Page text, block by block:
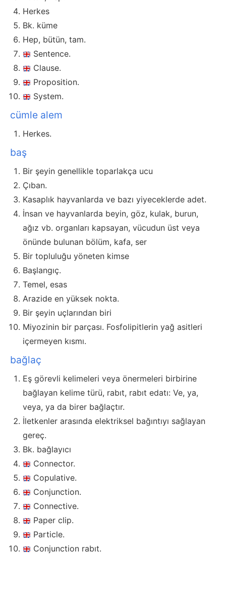
Herkes
Bk. küme
Hep, bütün, tam.
Sentence.
Clause.
Proposition.
System.
cümle alem
Herkes.
baş
Bir şeyin genellikle toparlakça ucu
Çıban.
Kasaplık hayvanlarda ve bazı yiyeceklerde adet.
İnsan ve hayvanlarda beyin, göz, kulak, burun,
ağız vb. organları kapsayan, vücudun üst veya
önünde bulunan bölüm, kafa, ser
Bir topluluğu yöneten kimse
Başlangıç.
Temel, esas
Arazide en yüksek nokta.
Bir şeyin uçlarından biri
Miyozinin bir parçası. Fosfolipitlerin yağ asitleri
içermeyen kısmı.
bağlaç
Eş görevli kelimeleri veya önermeleri birbirine
bağlayan kelime türü, rabıt, rabıt edatı: Ve, ya,
veya, ya da birer bağlaçtır.
İletkenler arasında elektriksel bağıntıyı sağlayan
gereç.
Bk. bağlayıcı
Connector.
Copulative.
Conjunction.
Connective.
Paper clip.
Particle.
Conjunction rabıt.